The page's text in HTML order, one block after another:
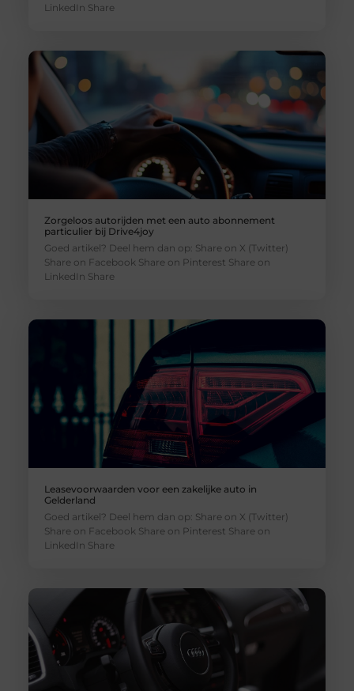
LinkedIn Share
Zorgeloos autorijden met een auto abonnement
particulier bij Drive4joy
Goed artikel? Deel hem dan op: Share on X (Twitter)
Share on Facebook Share on Pinterest Share on
LinkedIn Share
Leasevoorwaarden voor een zakelijke auto in
Gelderland
Goed artikel? Deel hem dan op: Share on X (Twitter)
Share on Facebook Share on Pinterest Share on
LinkedIn Share